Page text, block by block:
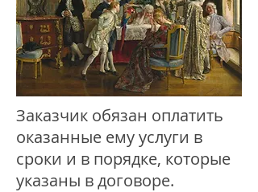
Заказчик обязан оплатить
оказанные ему услуги в
сроки и в порядке, которые
указаны в договоре.